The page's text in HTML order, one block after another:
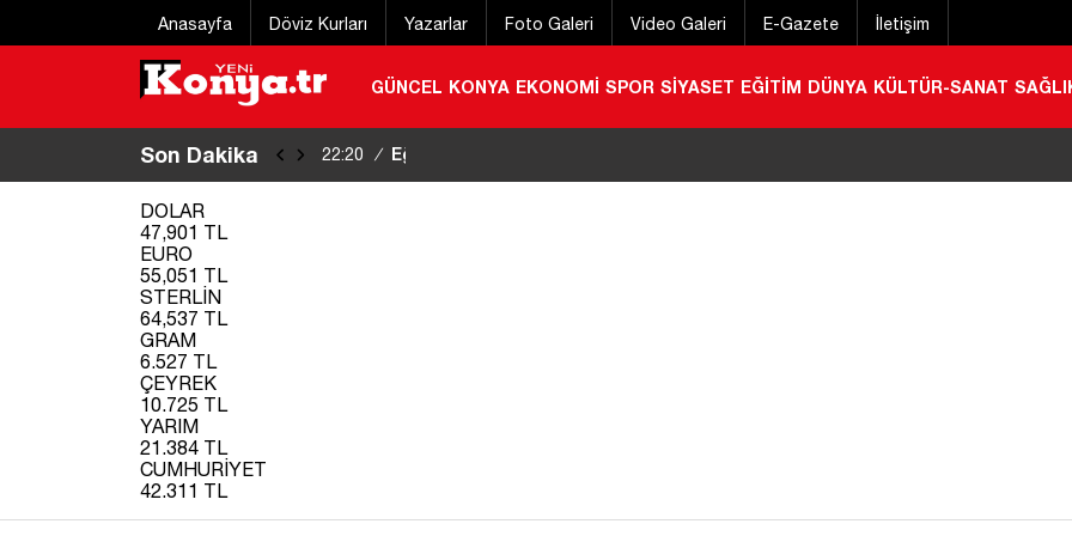
Anasayfa Döviz Kurları Yazarlar Foto Galeri Video Galeri E-Gazete İletişim
GÜNCEL KONYA EKONOMİ SPOR SİYASET EĞİTİM DÜNYA KÜLTÜR-SANAT
Son Dakika 22:20 / Eğitim uçağı kaza kırıma uğradı
DOLAR
47,901 TL
EURO
55,051 TL
STERLİN
64,537 TL
GRAM
6.527 TL
ÇEYREK
10.725 TL
YARIM
21.384 TL
CUMHURİYET
42.311 TL